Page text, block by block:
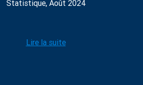
Statistique, Août 2024
Lire la suite